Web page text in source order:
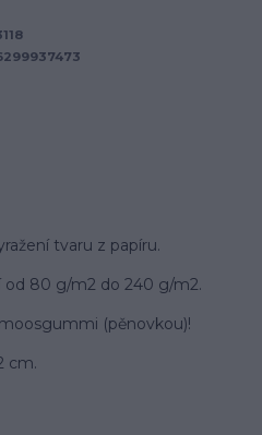
tvaru z papíru.
od 80 g/m2 do 240 g/m2.
(pěnovkou)!
cm.